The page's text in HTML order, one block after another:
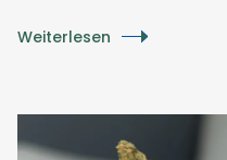
Weiterlesen